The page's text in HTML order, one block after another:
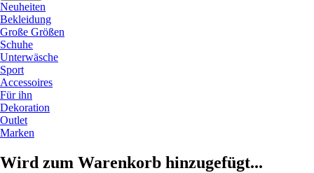
Neuheiten
Bekleidung
Große Größen
Schuhe
Unterwäsche
Sport
Accessoires
Für ihn
Dekoration
Outlet
Marken
Wird zum Warenkorb hinzugefügt...